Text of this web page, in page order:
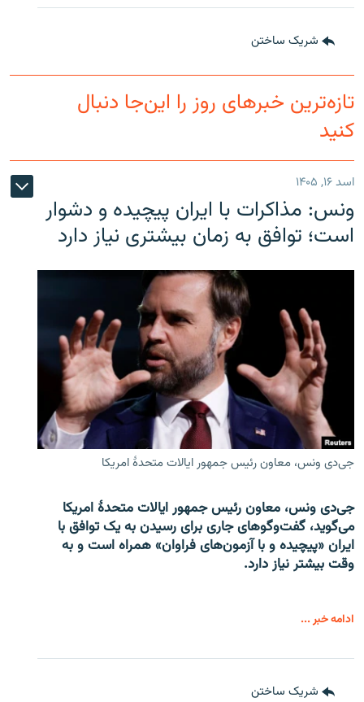
شریک ساختن
تازه‌ترین خبرهای روز را این‌جا دنبال
کنید
اسد ۱۶, ۱۴۰۵
ونس: مذاکرات با ایران پیچیده و دشوار
است؛ توافق به زمان بیشتری نیاز دارد
جی‌دی ونس، معاون رئیس جمهور ایالات متحدۀ امریکا
جی‌دی ونس، معاون رئیس جمهور ایالات متحدۀ امریکا
می‌گوید، گفت‌وگوهای جاری برای رسیدن به یک توافق با
ایران «پیچیده و با آزمون‌های فراوان» همراه است و به
وقت بیشتر نیاز دارد.
ادامه خبر ...
شریک ساختن